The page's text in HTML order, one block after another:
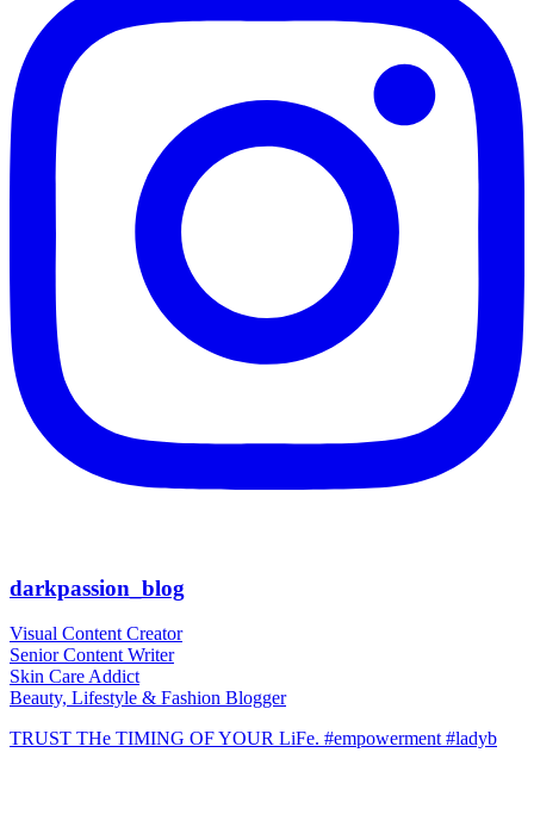
darkpassion_blog
Visual Content Creator
Senior Content Writer
Skin Care Addict
Beauty, Lifestyle & Fashion Blogger
TRUST THe TIMING OF YOUR LiFe. #empowerment #ladyb